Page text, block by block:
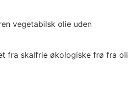
vegetabilsk olie uden
fra skalfrie økologiske frø fra